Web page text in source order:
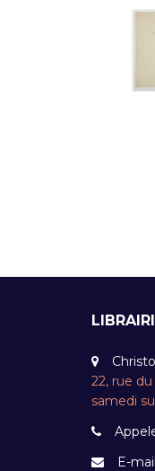
22, rue
samedi
E-